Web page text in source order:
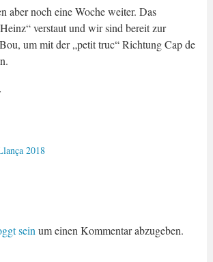
aber noch eine Woche weiter. Das
verstaut und wir sind bereit zur
um mit der „petit truc“ Richtung Cap de
2018
sein um einen Kommentar abzugeben.